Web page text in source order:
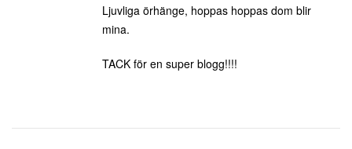
Ljuvliga örhänge, hoppas hoppas dom blir
mina.
TACK för en super blogg!!!!